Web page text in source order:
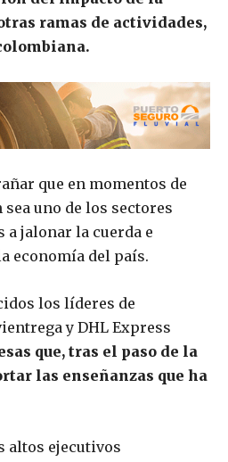
ramas de actividades,
que en momentos de
uno de los sectores
a jalonar la cuerda e
economía del país.
los líderes de
y DHL Express
que, tras el paso de la
las enseñanzas que ha
altos ejecutivos